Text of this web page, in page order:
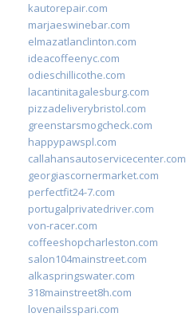
kautorepair.com
marjaeswinebar.com
elmazatlanclinton.com
ideacoffeenyc.com
odieschillicothe.com
lacantinitagalesburg.com
pizzadeliverybristol.com
greenstarsmogcheck.com
happypawspl.com
callahansautoservicecenter.com
georgiascornermarket.com
perfectfit24-7.com
portugalprivatedriver.com
von-racer.com
coffeeshopcharleston.com
salon104mainstreet.com
alkaspringswater.com
318mainstreet8h.com
lovenailsspari.com